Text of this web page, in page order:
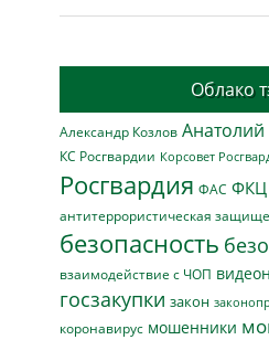
Облако
Александр Козлов
КС Росгвардии Корсовет
Росгвардия ФАС
антитеррористическая
безопасность
взаимодействие с ЧОП
госзакупки закон
коронавирус мошенники